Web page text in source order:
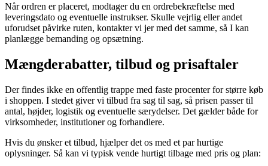
Når ordren er placeret, modtager du en ordrebekræftelse med
leveringsdato og eventuelle instrukser. Skulle vejrlig eller andet
uforudset påvirke ruten, kontakter vi jer med det samme, så I kan
planlægge bemanding og opsætning.
Mængderabatter, tilbud og prisaftaler
Der findes ikke en offentlig trappe med faste procenter for større køb
i shoppen. I stedet giver vi tilbud fra sag til sag, så prisen passer til
antal, højder, logistik og eventuelle særydelser. Det gælder både for
virksomheder, institutioner og forhandlere.
Hvis du ønsker et tilbud, hjælper det os med et par hurtige
oplysninger. Så kan vi typisk vende hurtigt tilbage med pris og plan: